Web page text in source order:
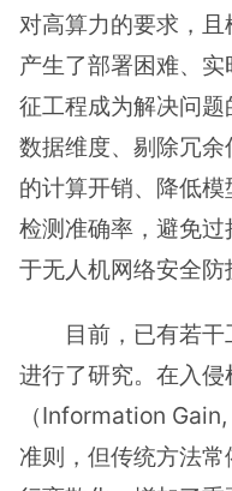
对高算力的要求，
产生了部署困难、
征工程成为解决问
数据维度、剔除冗
的计算开销、降低
检测准确率，避免
于无人机网络安全防
目前，已有若
进行了研究。在入侵
（Information
准则，但传统方法